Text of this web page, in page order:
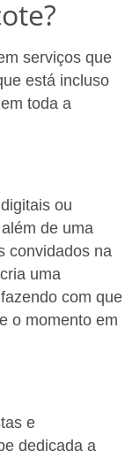
serviços que
está incluso
toda a
ou
de uma
convidados na
uma
com que
o momento em
e
dedicada a